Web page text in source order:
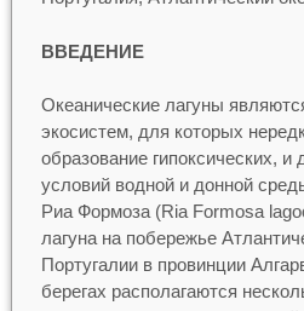
ВВЕДЕНИЕ
Океанические лагуны
экосистем, для которых
образование гипоксических, и
условий водной и донной
Риа Формоза (Ria Formosa
лагуна на побережье
Португалии в провинции
берегах располагаются